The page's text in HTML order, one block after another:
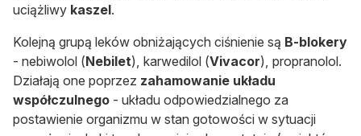
uciążliwy kaszel.
Kolejną grupą leków obniżających ciśnienie są B-blokery
- nebiwolol (Nebilet), karwedilol (Vivacor), propranolol.
Działają one poprzez zahamowanie układu
współczulnego - układu odpowiedzialnego za
postawienie organizmu w stan gotowości w sytuacji